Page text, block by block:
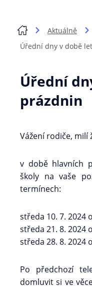
Aktuálně
Úřední dny v době
Úřední
prázdnin
Vážení rodiče, milí
v době hlavních
školy na vaše
termínech:
středa 10. 7. 2024
středa 21. 8. 2024
středa 28. 8. 2024
Po předchozí
domluvit si ve